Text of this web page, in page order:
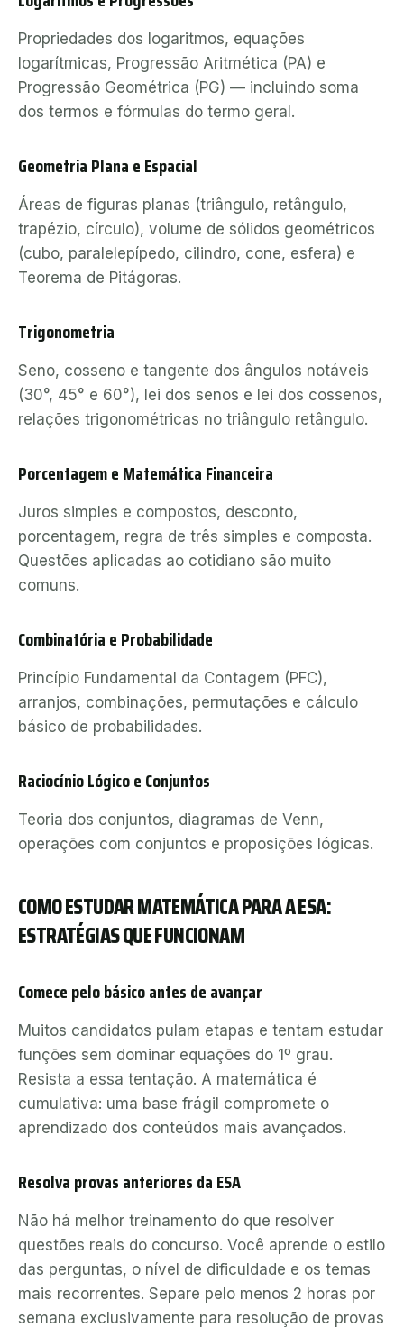
Propriedades dos logaritmos, equações
logarítmicas, Progressão Aritmética (PA) e
Progressão Geométrica (PG) — incluindo soma
dos termos e fórmulas do termo geral.
Geometria Plana e Espacial
Áreas de figuras planas (triângulo, retângulo,
trapézio, círculo), volume de sólidos geométricos
(cubo, paralelepípedo, cilindro, cone, esfera) e
Teorema de Pitágoras.
Trigonometria
Seno, cosseno e tangente dos ângulos notáveis
(30°, 45° e 60°), lei dos senos e lei dos cossenos,
relações trigonométricas no triângulo retângulo.
Porcentagem e Matemática Financeira
Juros simples e compostos, desconto,
porcentagem, regra de três simples e composta.
Questões aplicadas ao cotidiano são muito
comuns.
Combinatória e Probabilidade
Princípio Fundamental da Contagem (PFC),
arranjos, combinações, permutações e cálculo
básico de probabilidades.
Raciocínio Lógico e Conjuntos
Teoria dos conjuntos, diagramas de Venn,
operações com conjuntos e proposições lógicas.
COMO ESTUDAR MATEMÁTICA PARA A ESA:
ESTRATÉGIAS QUE FUNCIONAM
Comece pelo básico antes de avançar
Muitos candidatos pulam etapas e tentam estudar
funções sem dominar equações do 1º grau.
Resista a essa tentação. A matemática é
cumulativa: uma base frágil compromete o
aprendizado dos conteúdos mais avançados.
Resolva provas anteriores da ESA
Não há melhor treinamento do que resolver
questões reais do concurso. Você aprende o estilo
das perguntas, o nível de dificuldade e os temas
mais recorrentes. Separe pelo menos 2 horas por
semana exclusivamente para resolução de provas